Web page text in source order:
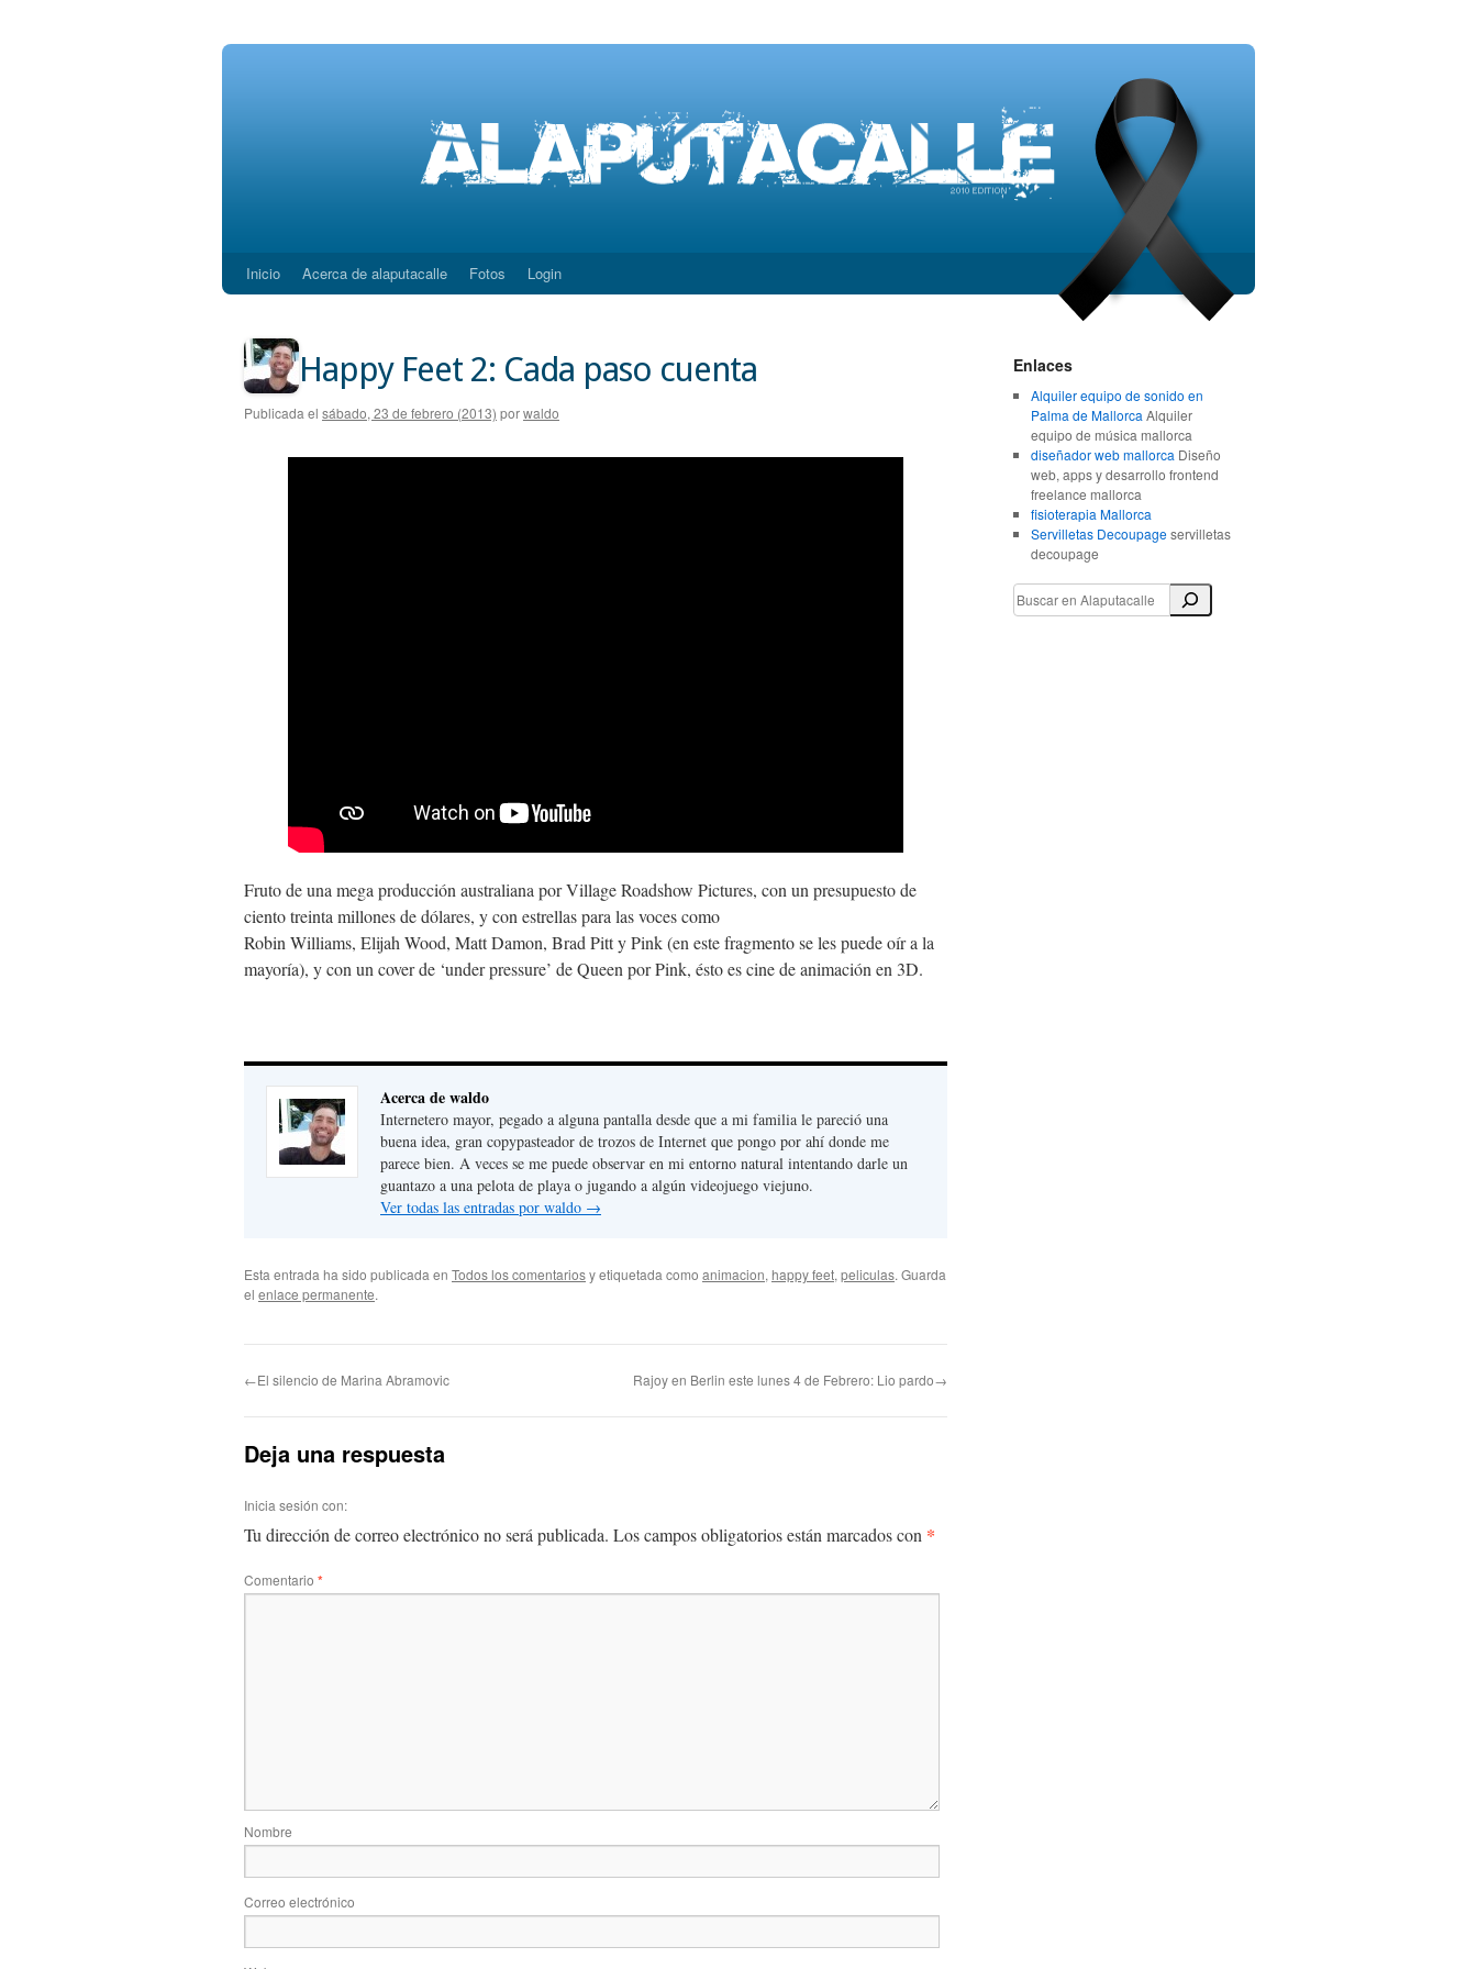
Saltar
contenido
Inicio Acerca de alaputacalle Fotos Login
Happy Feet 2: Cada paso cuenta
Publicada el sábado, 23 de febrero (2013) porwaldo
Fruto de una mega producción australiana por Village Roadshow Pictures, con un presupuesto de
ciento treinta millones de dólares, y con estrellas para las voces como
Robin Williams, Elijah Wood, Matt Damon, Brad Pitt y Pink (en este fragmento se les puede oír a la
mayoría), y con un cover de ‘under pressure’ de Queen por Pink, ésto es cine de animación en 3D.
Acerca de waldo
Internetero mayor, pegado a alguna pantalla desde que a mi familia le pareció una
buena idea, gran copypasteador de trozos de Internet que pongo por ahí donde me
parece bien. A veces se me puede observar en mi entorno natural intentando darle un
guantazo a una pelota de playa o jugando a algún videojuego viejuno.
Ver todas las entradas por waldo →
Esta entrada ha sido publicada en Todos los comentariosy etiquetada como animacion, happy feet, peliculas. Guarda
el enlace permanente.
←El silencio de Marina Abramovic Rajoy en Berlin este lunes 4 de Febrero: Lio pardo→
Deja una respuesta
Inicia sesión con:
Tu dirección de correo electrónico no será publicada. Los campos obligatorios están marcados con *
Comentario *
Nombre
Correo electrónico
Enlaces
Alquiler equipo de sonido en
Palma de Mallorca Alquiler
equipo de música mallorca
diseñador web mallorca Diseño
web, apps y desarrollo frontend
freelance mallorca
fisioterapia Mallorca
Servilletas Decoupageservilletas
decoupage